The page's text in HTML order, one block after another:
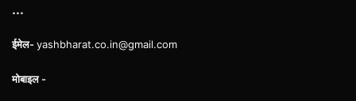
...
ईमेल-yashbharat.co.in@gmail.com
मोबाइल -